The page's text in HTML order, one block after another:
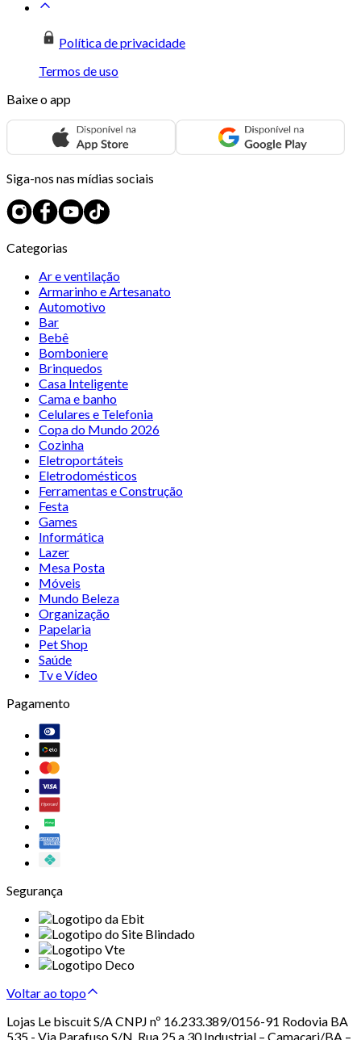
Política de privacidade
Termos de uso
Baixe o app
Siga-nos nas mídias sociais
Categorias
Ar e ventilação
Armarinho e Artesanato
Automotivo
Bar
Bebê
Bomboniere
Brinquedos
Casa Inteligente
Cama e banho
Celulares e Telefonia
Copa do Mundo 2026
Cozinha
Eletroportáteis
Eletrodomésticos
Ferramentas e Construção
Festa
Games
Informática
Lazer
Mesa Posta
Móveis
Mundo Beleza
Organização
Papelaria
Pet Shop
Saúde
Tv e Vídeo
Pagamento
Segurança
Voltar ao topo
Lojas Le biscuit S/A CNPJ nº 16.233.389/0156-91 Rodovia BA
535 - Via Parafuso S/N, Rua 25 a 30 Industrial – Camaçari/BA –